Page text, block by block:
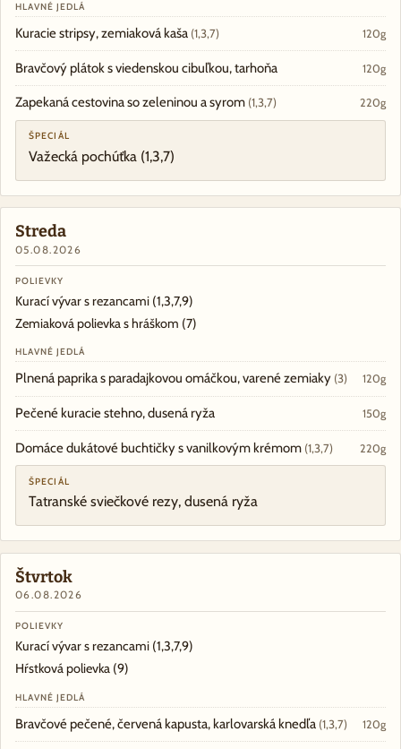
HLAVNÉ JEDLÁ
Kuracie stripsy, zemiaková kaša (1,3,7) 120g
Bravčový plátok s viedenskou cibuľkou, tarhoňa 120g
Zapekaná cestovina so zeleninou a syrom (1,3,7) 220g
ŠPECIÁL
Važecká pochúťka (1,3,7)
Streda
05.08.2026
POLIEVKY
Kurací vývar s rezancami (1,3,7,9)
Zemiaková polievka s hráškom (7)
HLAVNÉ JEDLÁ
Plnená paprika s paradajkovou omáčkou, varené zemiaky (3) 120g
Pečené kuracie stehno, dusená ryža 150g
Domáce dukátové buchtičky s vanilkovým krémom (1,3,7) 220g
ŠPECIÁL
Tatranské sviečkové rezy, dusená ryža
Štvrtok
06.08.2026
POLIEVKY
Kurací vývar s rezancami (1,3,7,9)
Hŕstková polievka (9)
HLAVNÉ JEDLÁ
Bravčové pečené, červená kapusta, karlovarská knedľa (1,3,7) 120g